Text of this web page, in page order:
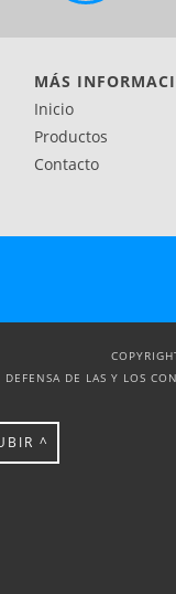
MÁS
Inicio
Productos
Contacto
DEFENSA DE LAS Y LOS
^